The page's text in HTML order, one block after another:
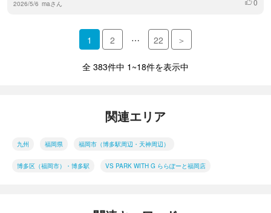
2026/5/6 maさん
1 2 … 22 ＞
全 383件中 1~18件を表示中
関連エリア
九州 福岡県 福岡市（博多駅周辺・天神周辺）
博多区（福岡市）・博多駅 VS PARK WITH G ららぽーと福岡店